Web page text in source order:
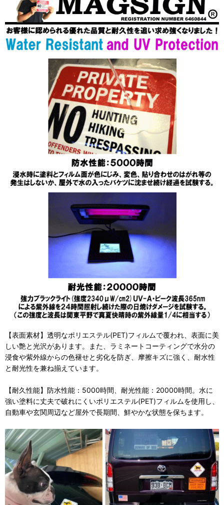
【表面素材】透明なポリエステル(PET)フィルムで覆われ、表面に美
しい艶と光沢があります。また、ラミネートコーティングで水分の
浸食や紫外線からの色褪せと劣化を防ぎ、摩擦キズに強く、耐水性
と耐光性を兼ね揃えています。
【耐久性能】防水性能：5000時間、耐光性能：20000時間。水に
強い塗料に丈夫で破れにくいポリエステル(PET)フィルムを使用し、
自動車や玄関周辺など屋外で長期間、鮮やかな状態を保ちます。